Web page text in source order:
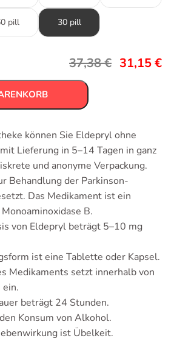
pill 30 pill
37,38€ 31,15€
können Sie Eldepryl ohne
Lieferung in 5–14 Tagen in ganz
und anonyme Verpackung.
Behandlung der Parkinson-
Das Medikament ist ein
B.
von Eldepryl beträgt 5–10 mg
ist eine Tablette oder Kapsel.
Medikaments setzt innerhalb von
beträgt 24 Stunden.
Konsum von Alkohol.
ist Übelkeit.